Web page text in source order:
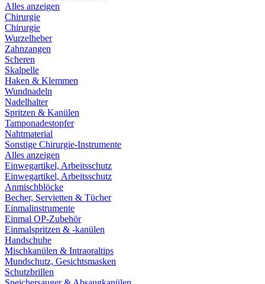
Alles anzeigen
Chirurgie
Chirurgie
Wurzelheber
Zahnzangen
Scheren
Skalpelle
Haken & Klemmen
Wundnadeln
Nadelhalter
Spritzen & Kanülen
Tamponadestopfer
Nahtmaterial
Sonstige Chirurgie-Instrumente
Alles anzeigen
Einwegartikel, Arbeitsschutz
Einwegartikel, Arbeitsschutz
Anmischblöcke
Becher, Servietten & Tücher
Einmalinstrumente
Einmal OP-Zubehör
Einmalspritzen & -kanülen
Handschuhe
Mischkanülen & Intraoraltips
Mundschutz, Gesichtsmasken
Schutzbrillen